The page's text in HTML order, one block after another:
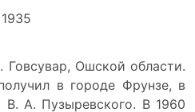
1935
Говсувар, Ошской области.
в городе Фрунзе, в
В. А. Пузыревского. В 1960